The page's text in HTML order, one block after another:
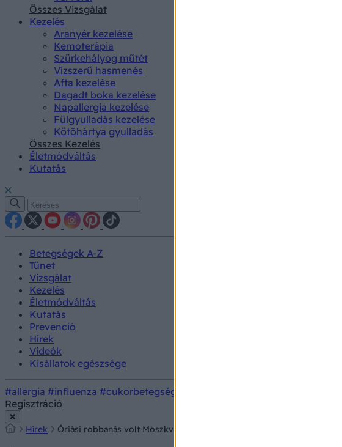
Összes Vizsgálat
Kezelés
Aranyér kezelése
Kemoterápia
Szürkehályog műtét
Vízszerű hasmenés
Afta kezelése
Dagadt boka kezelése
Napallergia kezelése
Fülgyulladás kezelése
Kötőhártya gyulladás
Összes Kezelés
Életmódváltás
Kutatás
Betegségek A-Z
Tünet
Vizsgálat
Kezelés
Életmódváltás
Kutatás
Prevenció
Hírek
Videók
Kisállatok egészsége
#allergia #influenza #cukorbetegség
Regisztráció
Hírek Óriási robbanás volt Moszkva mellett, evakuálják a környéket